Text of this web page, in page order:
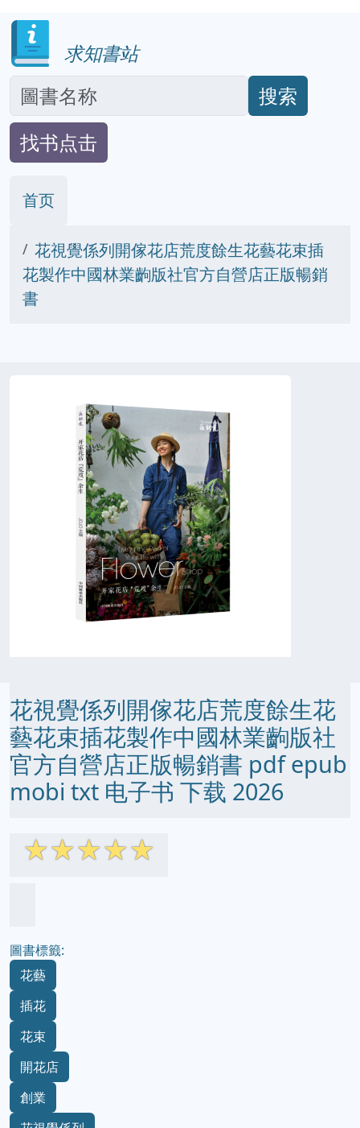
求知書站
搜索
找书点击
首页
花視覺係列開傢花店荒度餘生花藝花束插
花製作中國林業齣版社官方自營店正版暢銷
書
花視覺係列開傢花店荒度餘生花
藝花束插花製作中國林業齣版社
官方自營店正版暢銷書 pdf epub
mobi txt 电子书 下载 2026
☆☆☆☆☆
圖書標籤:
花藝
插花
花束
開花店
創業